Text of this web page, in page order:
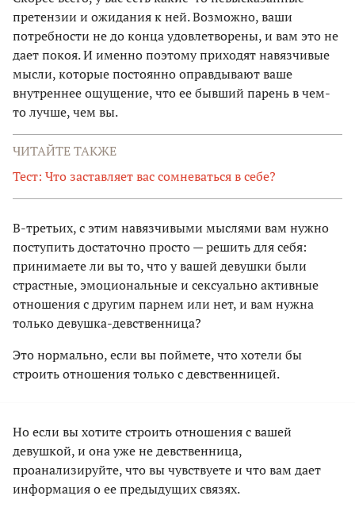
претензии и ожидания к ней. Возможно, ваши
потребности не до конца удовлетворены, и вам это не
дает покоя. И именно поэтому приходят навязчивые
мысли, которые постоянно оправдывают ваше
внутреннее ощущение, что ее бывший парень в чем-
то лучше, чем вы.
ЧИТАЙТЕ ТАКЖЕ
Тест: Что заставляет вас сомневаться в себе?
В-третьих, с этим навязчивыми мыслями вам нужно
поступить достаточно просто — решить для себя:
принимаете ли вы то, что у вашей девушки были
страстные, эмоциональные и сексуально активные
отношения с другим парнем или нет, и вам нужна
только девушка-девственница?
Это нормально, если вы поймете, что хотели бы
строить отношения только с девственницей.
Но если вы хотите строить отношения с вашей
девушкой, и она уже не девственница,
проанализируйте, что вы чувствуете и что вам дает
информация о ее предыдущих связях.